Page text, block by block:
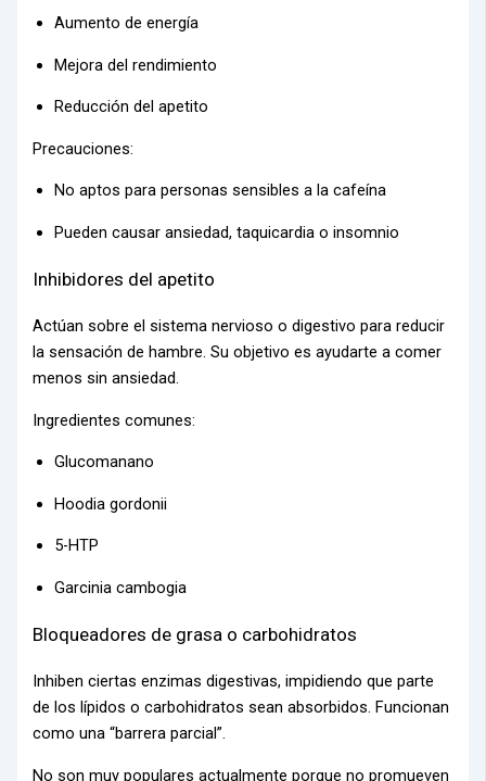
Aumento de energía
Mejora del rendimiento
Reducción del apetito
Precauciones:
No aptos para personas sensibles a la cafeína
Pueden causar ansiedad, taquicardia o insomnio
Inhibidores del apetito
Actúan sobre el sistema nervioso o digestivo parareducir
la sensación de hambre. Su objetivo es ayudarte a comer
menos sin ansiedad.
Ingredientes comunes:
Glucomanano
Hoodia gordonii
5-HTP
Garcinia cambogia
Bloqueadores de grasa o carbohidratos
Inhiben ciertas enzimas digestivas, impidiendo que parte
de los lípidos o carbohidratos sean absorbidos. Funcionan
como una “barrera parcial”.
No son muy populares actualmente porque no promueven